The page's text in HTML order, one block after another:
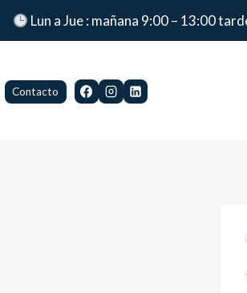
Lun a Jue : mañana 9:00 – 13:00
Contacto